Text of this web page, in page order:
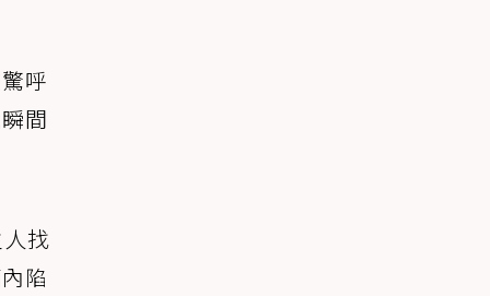
呼
間
找
陷